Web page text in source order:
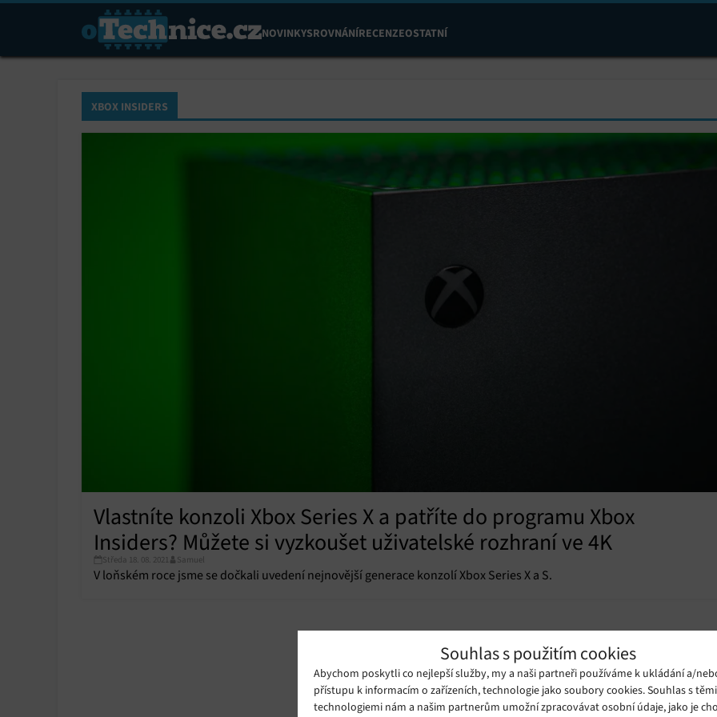
Souhlas s použitím cookies
Abychom poskytli co nejlepší služby, my a naši partneři používáme k ukládání a/
přístupu k informacím o zařízeních, technologie jako soubory cookies. Souhlas s
technologiemi nám a našim partnerům umožní zpracovávat osobní údaje, jako je
NOVINKYSROVNÁNÍRECENZEOSTATNÍ
XBOX INSIDERS
Vlastníte konzoli Xbox Series X a patříte do programu Xbox
Insiders? Můžete si vyzkoušet uživatelské rozhraní ve 4K
Středa 18. 08. 2021 Samuel
V loňském roce jsme se dočkali uvedení nejnovější generace konzolí Xbox Series X a S.